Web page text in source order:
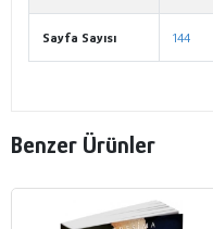
Sayfa Sayısı 144
Benzer Ürünler